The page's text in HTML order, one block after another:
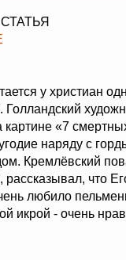
у христиан
Голландский
«7
наряду с
Кремлёвский
рассказывал, что
любило
икрой - очень